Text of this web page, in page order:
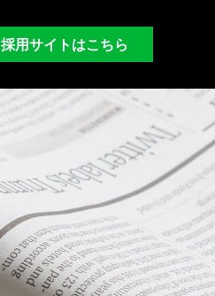
採用サイトはこちら